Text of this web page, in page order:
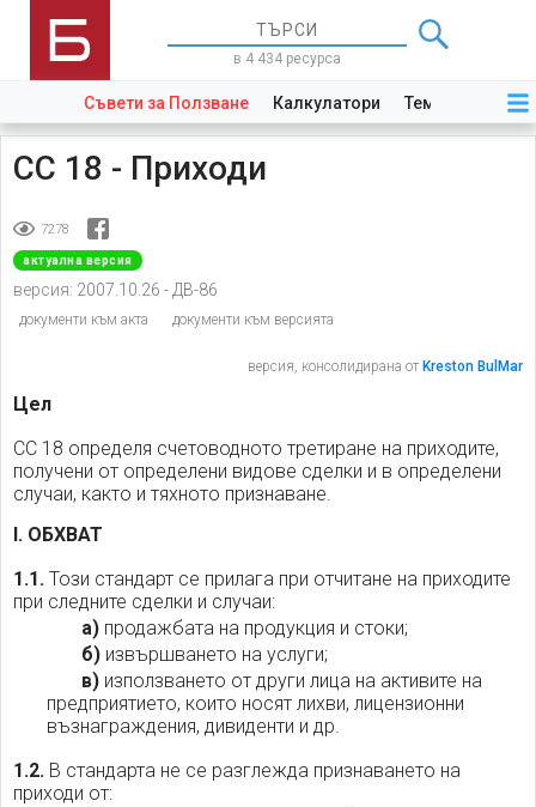
в 4 434 ресурса
Съвети за Ползване Калкулатори Теми Закони
СС 18 - Приходи
7278
актуална версия
версия: 2007.10.26 - ДВ-86
документи към акта документи към версията
версия, консолидирана от Kreston BulMar
Цел
СС 18 определя счетоводното третиране на приходите,
получени от определени видове сделки и в определени
случаи, както и тяхното признаване.
I. ОБХВАТ
1.1. Този стандарт се прилага при отчитане на приходите
при следните сделки и случаи:
а)продажбата на продукция и стоки;
б)извършването на услуги;
в)използването от други лица на активите на
предприятието, които носят лихви, лицензионни
възнаграждения, дивиденти и др.
1.2. В стандарта не се разглежда признаването на
приходи от: